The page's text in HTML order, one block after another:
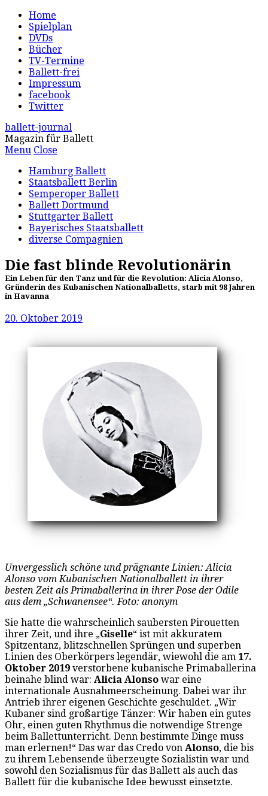
Home
Spielplan
DVDs
Bücher
TV-Termine
Ballett-frei
Impressum
facebook
Twitter
ballett-journal
Magazin für Ballett
Menu Close
Hamburg Ballett
Staatsballett Berlin
Semperoper Ballett
Ballett Dortmund
Stuttgarter Ballett
Bayerisches Staatsballett
diverse Compagnien
Die fast blinde Revolutionärin
Ein Leben für den Tanz und für die Revolution: Alicia Alonso,
Gründerin des Kubanischen Nationalballetts, starb mit 98 Jahren
in Havanna
20. Oktober 2019
Unvergesslich schöne und prägnante Linien: Alicia
Alonso vom Kubanischen Nationalballett in ihrer
besten Zeit als Primaballerina in ihrer Pose der Odile
aus dem „Schwanensee“. Foto: anonym
Sie hatte die wahrscheinlich saubersten Pirouetten
ihrer Zeit, und ihre „Giselle“ ist mit akkuratem
Spitzentanz, blitzschnellen Sprüngen und superben
Linien des Oberkörpers legendär, wiewohl die am 17.
Oktober 2019 verstorbene kubanische Primaballerina
beinahe blind war: Alicia Alonso war eine
internationale Ausnahmeerscheinung. Dabei war ihr
Antrieb ihrer eigenen Geschichte geschuldet. „Wir
Kubaner sind großartige Tänzer: Wir haben ein gutes
Ohr, einen guten Rhythmus die notwendige Strenge
beim Ballettunterricht. Denn bestimmte Dinge muss
man erlernen!“ Das war das Credo von Alonso, die bis
zu ihrem Lebensende überzeugte Sozialistin war und
sowohl den Sozialismus für das Ballett als auch das
Ballett für die kubanische Idee bewusst einsetzte.